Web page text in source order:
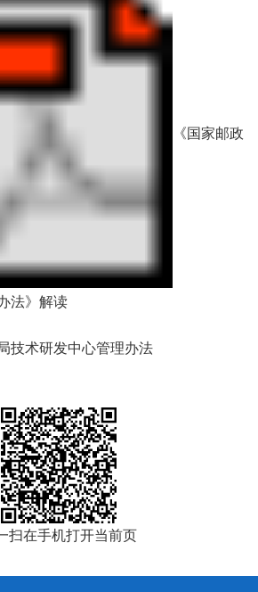
《国家邮政
法》解读
技术研发中心管理办法
扫在手机打开当前页